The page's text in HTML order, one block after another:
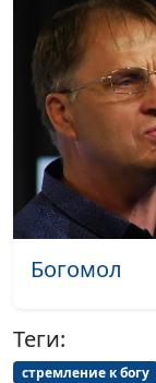
Славим мы
Спаситель!
Обитель в
Покайтесь!
Благодарю,
Господь!
Мы прославляем
Помоги быть
верным, Иисус!
Богомол
Теги:
стремление к богу